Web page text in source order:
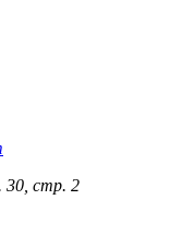
30, стр. 2